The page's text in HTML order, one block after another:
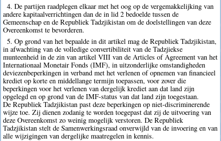
4. De partijen raadplegen elkaar met het oog op de vergemakkelijking van
andere kapitaalverrichtingen dan de in lid 2 bedoelde tussen de
Gemeenschap en de Republiek Tadzjikistan om de doelstellingen van deze
Overeenkomst te bevorderen.
5. Op grond van het bepaalde in dit artikel mag de Republiek Tadzjikistan,
in afwachting van de volledige convertibiliteit van de Tadzjiekse
munteenheid in de zin van artikel VIII van de Articles of Agreement van het
Internationaal Monetair Fonds (IMF), in uitzonderlijke omstandigheden
deviezenbeperkingen in verband met het verlenen of opnemen van financieel
krediet op korte en middellange termijn toepassen, voor zover die
beperkingen voor het verlenen van dergelijk krediet aan dat land zijn
opgelegd en op grond van de IMF-status van dat land zijn toegestaan.
De Republiek Tadzjikistan past deze beperkingen op niet-discriminerende
wijze toe. Zij dienen zodanig te worden toegepast dat zij de uitvoering van
deze Overeenkomst zo weinig mogelijk verstoren. De Republiek
Tadzjikistan stelt de Samenwerkingsraad onverwijld van de invoering en van
alle wijzigingen van dergelijke maatregelen in kennis.